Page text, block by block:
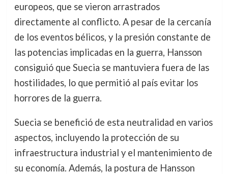
europeos, que se vieron arrastrados
directamente al conflicto. A pesar de la cercanía
de los eventos bélicos, y la presión constante de
las potencias implicadas en la guerra, Hansson
consiguió que Suecia se mantuviera fuera de las
hostilidades, lo que permitió al país evitar los
horrores de la guerra.
Suecia se benefició de esta neutralidad en varios
aspectos, incluyendo la protección de su
infraestructura industrial y el mantenimiento de
su economía. Además, la postura de Hansson